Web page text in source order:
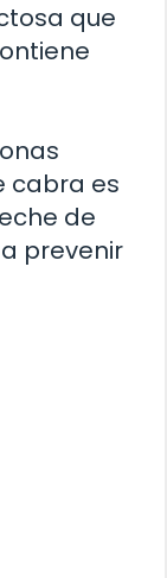
que
cabra es
de
prevenir